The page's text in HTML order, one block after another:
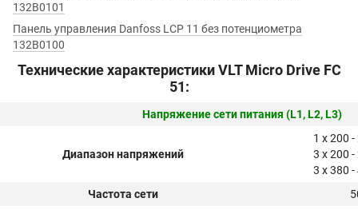
132B0101
Панель управления Danfoss LCP 11 без потенциометра
132B0100
Технические характеристики VLT Micro Drive FC
51:
Напряжение сети питания (L1, L2, L3)
Диапазон напряжений
1 x 200 -
3 x 200 -
3 x 380 -
Частота сети